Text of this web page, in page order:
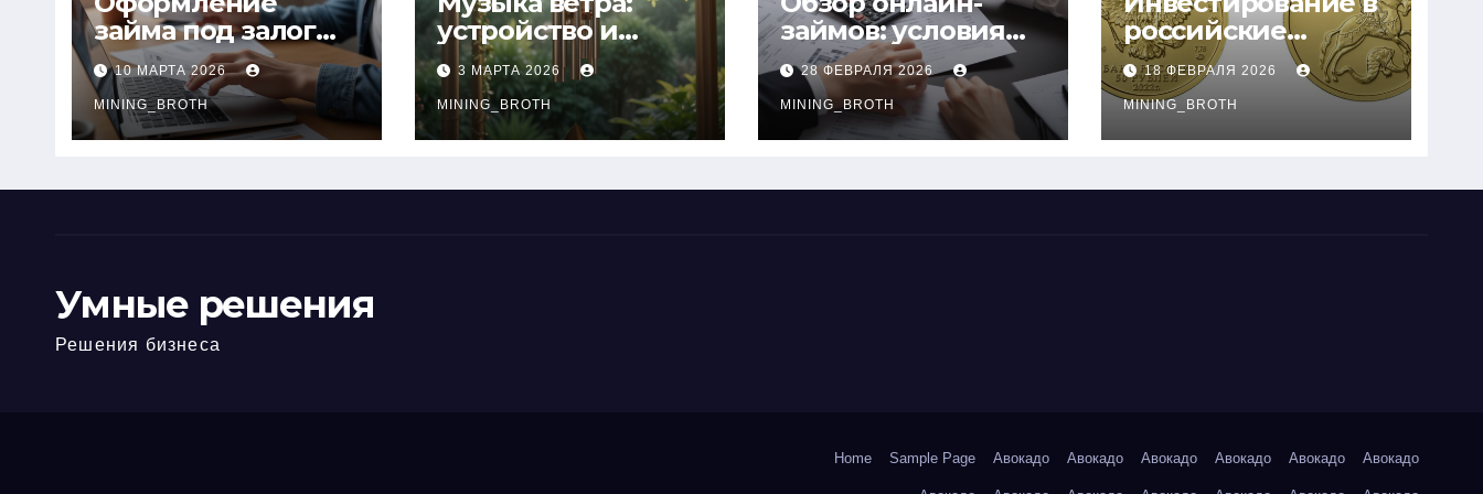
займа под залог
ПТС онлайн на
карту без визита в
офис: порядок,
требования и
10 МАРТА 2026
MINING_BROTH
устройство и
принципы
звучания
колокольчиков
3 МАРТА 2026
MINING_BROTH
займов: условия
выдачи,
процентные
ставки и
требования к
28 ФЕВРАЛЯ 2026
MINING_BROTH
российские
золотые монеты:
подробное
руководство
18 ФЕВРАЛЯ 2026
MINING_BROTH
Умные решения
Решения бизнеса
Home Sample Page Авокадо Авокадо Авокадо Авокадо Авокадо Авокадо